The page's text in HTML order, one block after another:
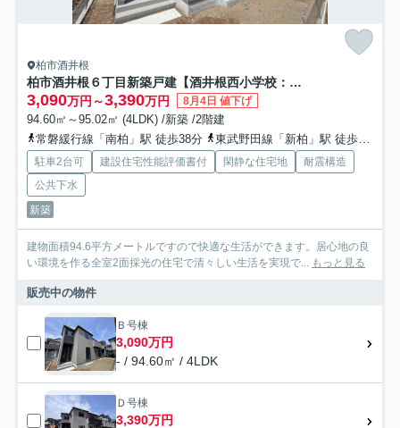
柏市酒井根
柏市酒井根６丁目新築戸建【酒井根西小学校：10分】
3,090万円～3,390万円 8月4日 値下げ
94.60㎡～95.02㎡ (4LDK) /新築 /2階建
常磐緩行線「南柏」駅 徒歩38分
東武野田線「新柏」駅 徒歩30分
駐車2台可 建設住宅性能評価書付 閑静な住宅地
耐震構造
公共下水
新築
建物面積94.6平方メートルですので快適な生活ができます。居心地の良
い環境を作る全室2面採光の住宅で清々しい生活を実現で...
もっと見る
販売中の物件
Ｂ号棟
3,090万円
- / 94.60㎡ / 4LDK
Ｄ号棟
3,390万円